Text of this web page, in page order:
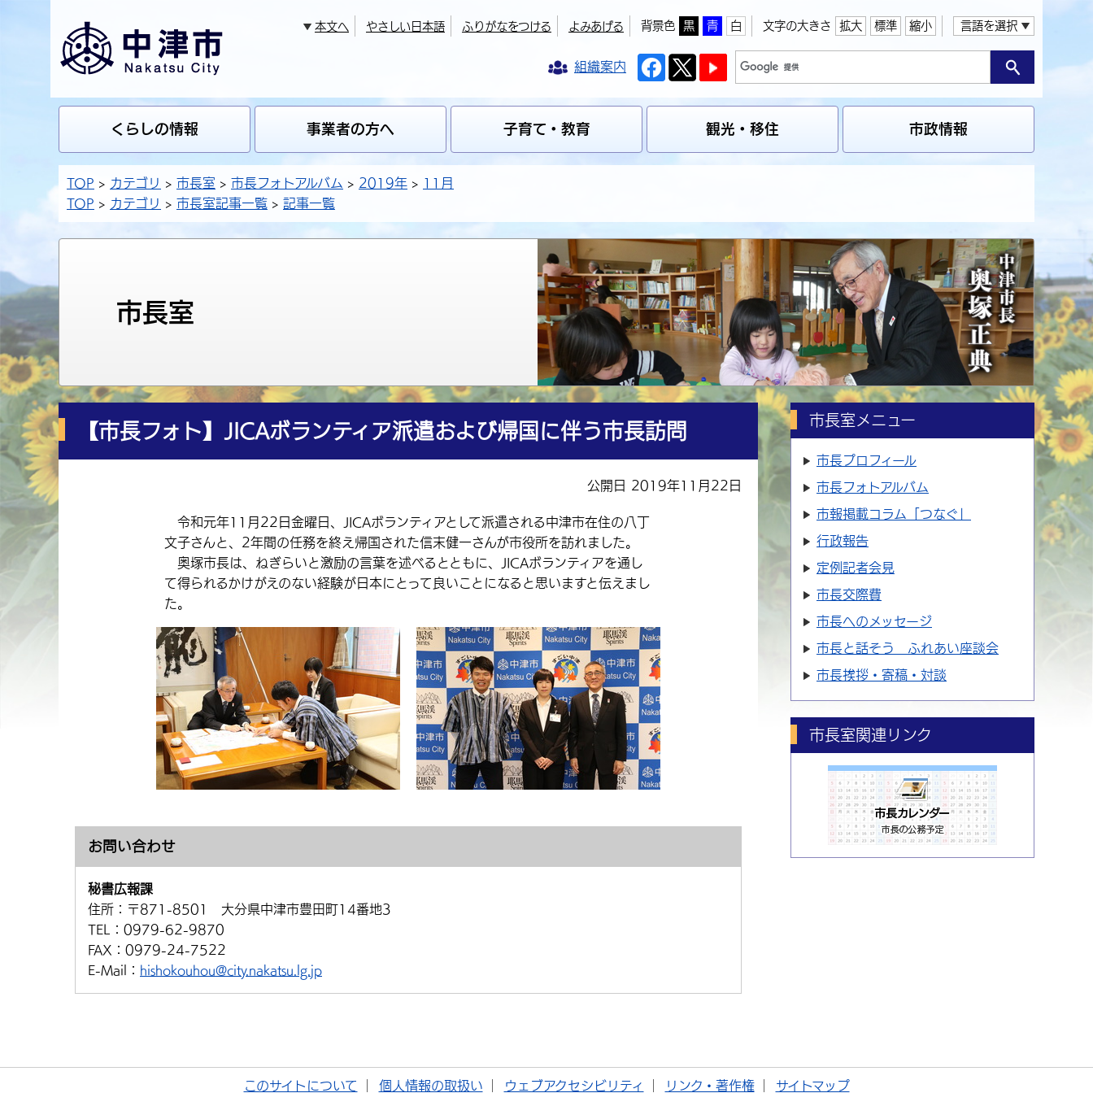
本文へ やさしい日本語 ふりがなをつける よみあげる 背景色 黒 青 白 文字の大きさ 拡大 標準 縮小 言語を選択
組織案内
くらしの情報 事業者の方へ 子育て・教育 観光・移住 市政情報
TOP カテゴリ 市長室 市長フォトアルバム 2019年
11月
TOP
カテゴリ 市長室記事一覧 記事一覧
市長室
【市長フォト】JICAボランティア派遣および帰国に伴う市長訪問
公開日 2019年11月22日
令和元年11月22日金曜日、JICAボランティアとして派遣される中津市在住の八丁
文子さんと、2年間の任務を終え帰国された信末健一さんが市役所を訪れました。
奥塚市長は、ねぎらいと激励の言葉を述べるとともに、JICAボランティアを通し
て得られるかけがえのない経験が日本にとって良いことになると思いますと伝えまし
た。
お問い合わせ
秘書広報課
住所： 〒871-8501 大分県中津市豊田町14番地3
TEL： 0979-62-9870
FAX： 0979-24-7522
E-Mail： hishokouhou@city.nakatsu.lg.jp
市長室メニュー
市長プロフィール
市長フォトアルバム
市報掲載コラム「つなぐ」
行政報告
定例記者会見
市長交際費
市長へのメッセージ
市長と話そう ふれあい座談会
市長挨拶・寄稿・対談
市長室関連リンク
このサイトについて 個人情報の取扱い ウェブアクセシビリティ リンク・著作権 サイトマップ